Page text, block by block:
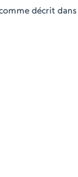
décrit